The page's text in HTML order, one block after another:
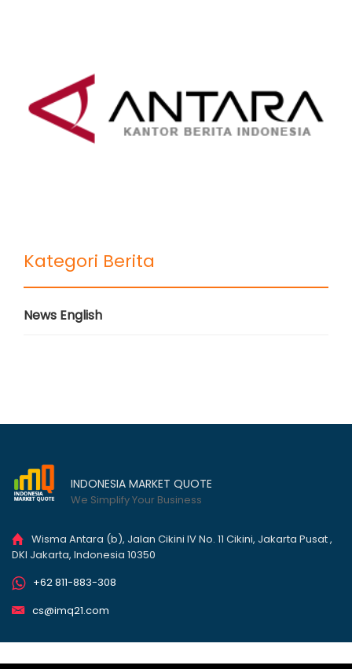
Kategori Berita
News English
INDONESIA MARKET QUOTE
We Simplify Your Business
Wisma Antara (b), Jalan Cikini IV No. 11 Cikini, Jakarta Pusat ,
DKI Jakarta, Indonesia 10350
+62 811-883-308
cs@imq21.com